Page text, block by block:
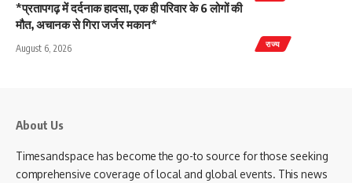
राज्य
*प्रतापगढ़ में दर्दनाक हादसा, एक ही परिवार के 6 लोगों की
मौत, अचानक से गिरा जर्जर मकान*
August 6, 2026
About Us
Timesandspace has become the go-to source for those seeking
comprehensive coverage of local and global events. This news